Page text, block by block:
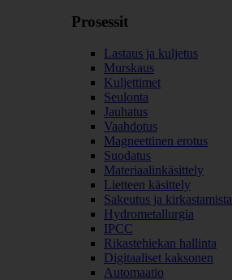
Prosessit
Lastaus ja kuljetus
Murskaus
Kuljettimet
Seulonta
Jauhatus
Vaahdotus
Magneettinen erotus
Suodatus
Materiaalinkäsittely
Lietteen käsittely
Sakeutus ja kirkastamista
Hydrometallurgia
IPCC
Rikastehiekan hallinta
Digitaaliset kaksonen
Automaatio